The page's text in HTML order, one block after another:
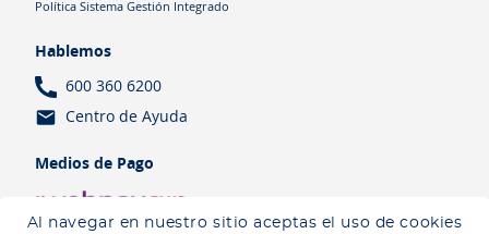
Al navegar en nuestro sitio aceptas el uso de cookies
Política Sistema Gestión Integrado
Hablemos
600 360 6200
Centro de Ayuda
Medios de Pago